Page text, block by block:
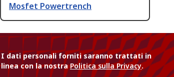
Mosfet Powertrench
I dati personali forniti saranno trattati in
linea con la nostraPolitica sulla Privacy.